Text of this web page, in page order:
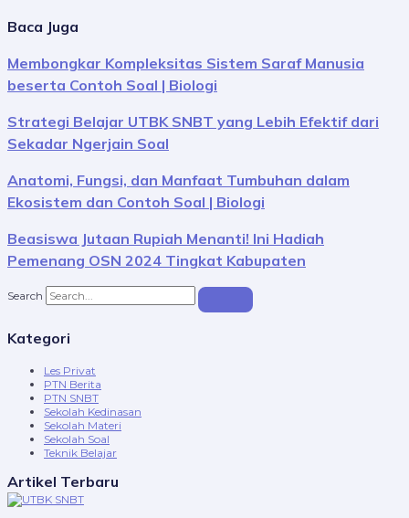
Baca Juga
Membongkar Kompleksitas Sistem Saraf Manusia
beserta Contoh Soal | Biologi
Strategi Belajar UTBK SNBT yang Lebih Efektif dari
Sekadar Ngerjain Soal
Anatomi, Fungsi, dan Manfaat Tumbuhan dalam
Ekosistem dan Contoh Soal | Biologi
Beasiswa Jutaan Rupiah Menanti! Ini Hadiah
Pemenang OSN 2024 Tingkat Kabupaten
Search
Kategori
Les Privat
PTN Berita
PTN SNBT
Sekolah Kedinasan
Sekolah Materi
Sekolah Soal
Teknik Belajar
Artikel Terbaru